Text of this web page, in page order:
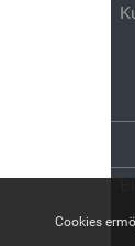
Cookies